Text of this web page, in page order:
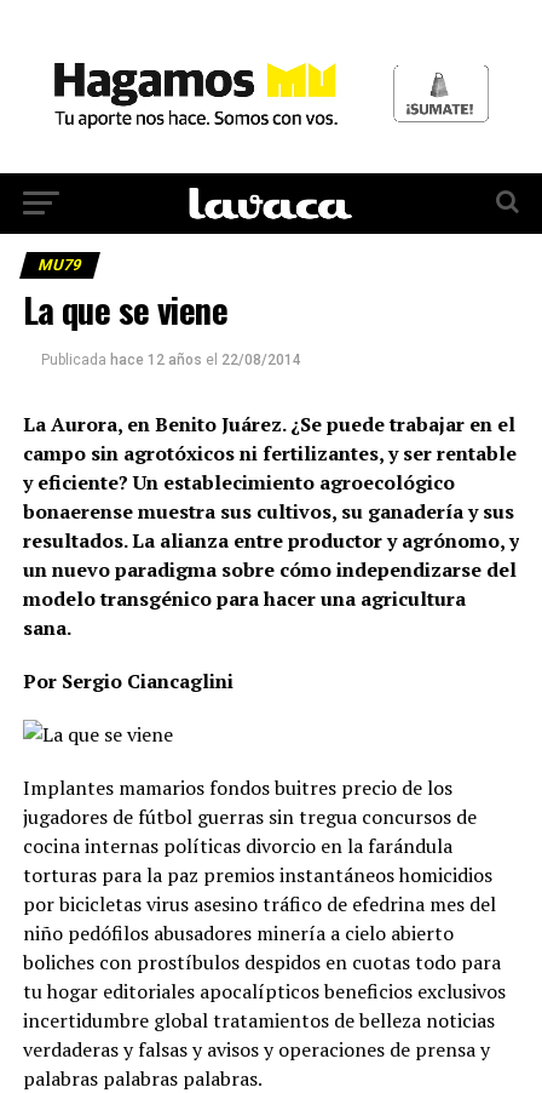
MU79
La que se viene
Publicada hace 12 años el 22/08/2014
La Aurora, en Benito Juárez. ¿Se puede trabajar en el
campo sin agrotóxicos ni fertilizantes, y ser rentable
y eficiente? Un establecimiento agroecológico
bonaerense muestra sus cultivos, su ganadería y sus
resultados. La alianza entre productor y agrónomo, y
un nuevo paradigma sobre cómo independizarse del
modelo transgénico para hacer una agricultura
sana.
Por Sergio Ciancaglini
Implantes mamarios fondos buitres precio de los
jugadores de fútbol guerras sin tregua concursos de
cocina internas políticas divorcio en la farándula
torturas para la paz premios instantáneos homicidios
por bicicletas virus asesino tráfico de efedrina mes del
niño pedófilos abusadores minería a cielo abierto
boliches con prostíbulos despidos en cuotas todo para
tu hogar editoriales apocalípticos beneficios exclusivos
incertidumbre global tratamientos de belleza noticias
verdaderas y falsas y avisos y operaciones de prensa y
palabras palabras palabras.